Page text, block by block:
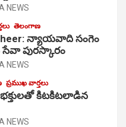
NEWS
తెలంగాణ
న్యాయవాది సంగెం
సేవా పురస్కారం
NEWS
ప్రముఖ వార్తలు
కిటకిటలాడిన
NEWS